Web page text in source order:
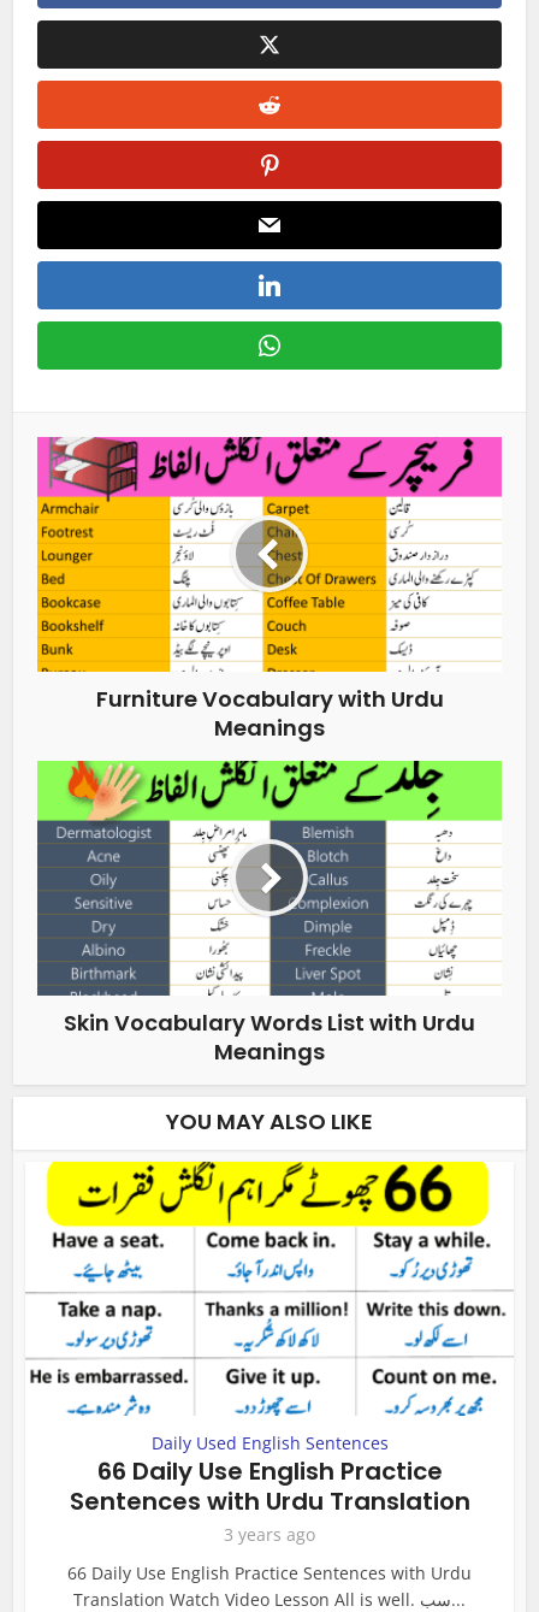
Furniture Vocabulary with Urdu
Meanings
Skin Vocabulary Words List with Urdu
Meanings
YOU MAY ALSO LIKE
Daily Used English Sentences
66 Daily Use English Practice
Sentences with Urdu Translation
3 years ago
66 Daily Use English Practice Sentences with Urdu
Translation Watch Video Lesson All is well. سب...